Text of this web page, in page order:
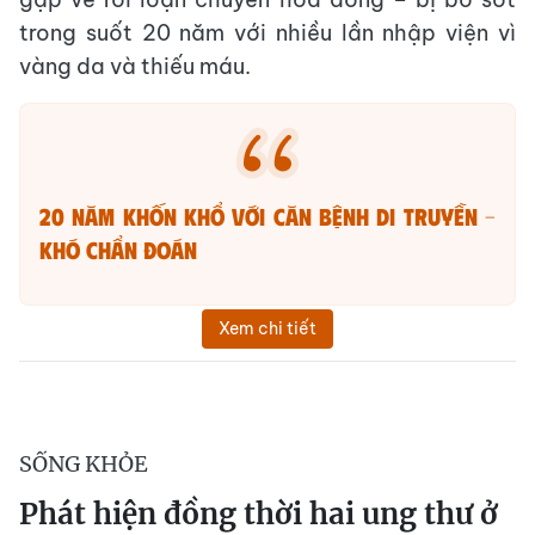
trong suốt 20 năm với nhiều lần nhập viện vì
vàng da và thiếu máu.
20 năm khốn khổ với căn bệnh di truyền –
khó chẩn đoán
Xem chi tiết
SỐNG KHỎE
Phát hiện đồng thời hai ung thư ở